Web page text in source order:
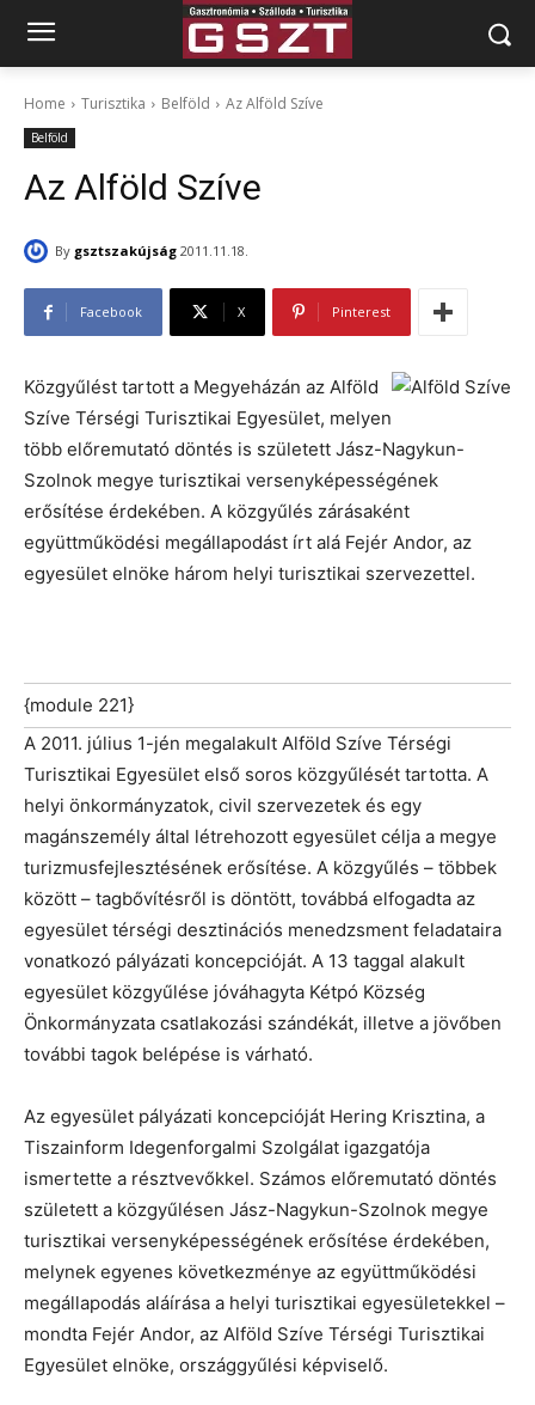
Home Turisztika Belföld Az Alföld Szíve
Belföld
Az Alföld Szíve
By gsztszakújság 2011.11.18.
Facebook X Pinterest
Közgyűlést tartott a Megyeházán az Alföld
Szíve Térségi Turisztikai Egyesület, melyen
több előremutató döntés is született Jász-Nagykun-
Szolnok megye turisztikai versenyképességének
erősítése érdekében. A közgyűlés zárásaként
együttműködési megállapodást írt alá Fejér Andor, az
egyesület elnöke három helyi turisztikai szervezettel.
{module 221}
A 2011. július 1-jén megalakult Alföld Szíve Térségi
Turisztikai Egyesület első soros közgyűlését tartotta. A
helyi önkormányzatok, civil szervezetek és egy
magánszemély által létrehozott egyesület célja a megye
turizmusfejlesztésének erősítése. A közgyűlés – többek
között – tagbővítésről is döntött, továbbá elfogadta az
egyesület térségi desztinációs menedzsment feladataira
vonatkozó pályázati koncepcióját. A 13 taggal alakult
egyesület közgyűlése jóváhagyta Kétpó Község
Önkormányzata csatlakozási szándékát, illetve a jövőben
további tagok belépése is várható.
Az egyesület pályázati koncepcióját Hering Krisztina, a
Tiszainform Idegenforgalmi Szolgálat igazgatója
ismertette a résztvevőkkel. Számos előremutató döntés
született a közgyűlésen Jász-Nagykun-Szolnok megye
turisztikai versenyképességének erősítése érdekében,
melynek egyenes következménye az együttműködési
megállapodás aláírása a helyi turisztikai egyesületekkel –
mondta Fejér Andor, az Alföld Szíve Térségi Turisztikai
Egyesület elnöke, országgyűlési képviselő.